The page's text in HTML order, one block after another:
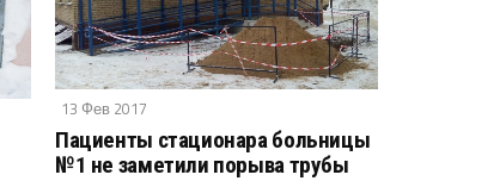
13 Фев 2017
Пациенты стационара больницы
№1 не заметили порыва трубы